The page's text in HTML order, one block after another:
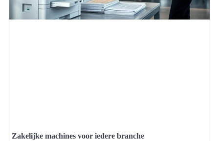
Zakelijke machines voor iedere branche